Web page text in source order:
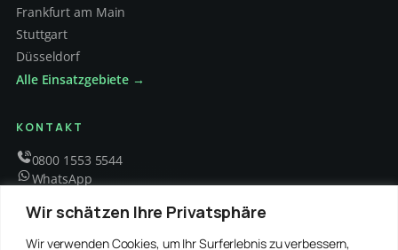
Wir schätzen Ihre Privatsphäre
Wir verwenden Cookies, um Ihr Surferlebnis zu verbessern,
Frankfurt am Main
Stuttgart
Düsseldorf
Alle Einsatzgebiete →
KONTAKT
0800 1553 5544
WhatsApp
Mo – Fr 8 – 18 Uhr